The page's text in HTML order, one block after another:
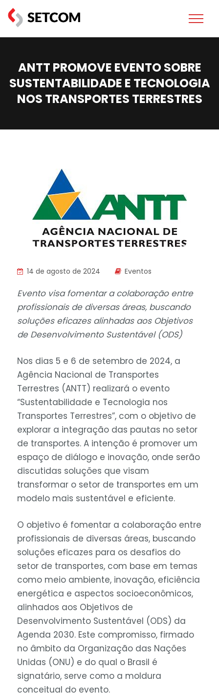
ANTT PROMOVE EVENTO SOBRE
SUSTENTABILIDADE E TECNOLOGIA
NOS TRANSPORTES TERRESTRES
14 de agosto de 2024 Eventos
Evento visa fomentar a colaboração entre
profissionais de diversas áreas, buscando
soluções eficazes alinhadas aos Objetivos
de Desenvolvimento Sustentável (ODS)
Nos dias 5 e 6 de setembro de 2024, a
Agência Nacional de Transportes
Terrestres (ANTT) realizará o evento
“Sustentabilidade e Tecnologia nos
Transportes Terrestres”, com o objetivo de
explorar a integração das pautas no setor
de transportes. A intenção é promover um
espaço de diálogo e inovação, onde serão
discutidas soluções que visam
transformar o setor de transportes em um
modelo mais sustentável e eficiente.
O objetivo é fomentar a colaboração entre
profissionais de diversas áreas, buscando
soluções eficazes para os desafios do
setor de transportes, com base em temas
como meio ambiente, inovação, eficiência
energética e aspectos socioeconômicos,
alinhados aos Objetivos de
Desenvolvimento Sustentável (ODS) da
Agenda 2030. Este compromisso, firmado
no âmbito da Organização das Nações
Unidas (ONU) e do qual o Brasil é
signatário, serve como a moldura
conceitual do evento.